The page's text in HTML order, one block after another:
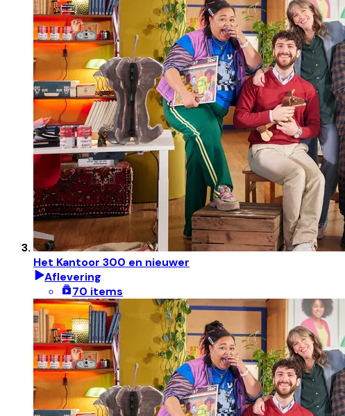
Het Kantoor 300 en nieuwer
Aflevering
70 items